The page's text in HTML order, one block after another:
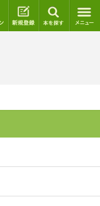
ログイン 新規登録